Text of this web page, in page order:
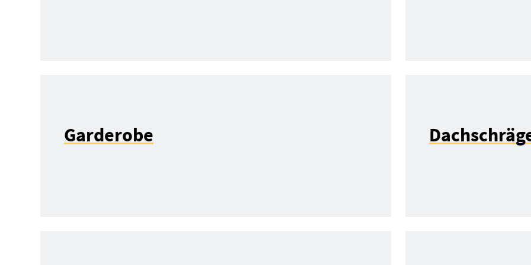
Garderobe